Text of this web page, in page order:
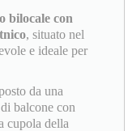
bilocale con
, situato nel
e ideale per
da una
balcone con
cupola della